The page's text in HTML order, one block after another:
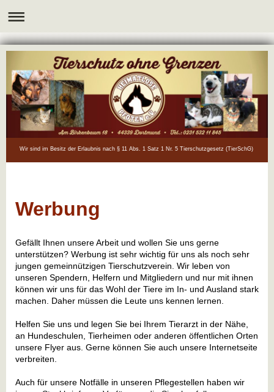
Wir sind im Besitz der Erlaubnis nach § 11 Abs. 1 Satz 1 Nr. 5 Tierschutzgesetz (TierSchG)
Werbung
Gefällt Ihnen unsere Arbeit und wollen Sie uns gerne
unterstützen? Werbung ist sehr wichtig für uns als noch sehr
jungen gemeinnützigen Tierschutzverein. Wir leben von
unseren Spendern, Helfern und Mitgliedern und nur mit ihnen
können wir uns für das Wohl der Tiere im In- und Ausland stark
machen. Daher müssen die Leute uns kennen lernen.
Helfen Sie uns und legen Sie bei Ihrem Tierarzt in der Nähe,
an Hundeschulen, Tierheimen oder anderen öffentlichen Orten
unsere Flyer aus. Gerne können Sie auch unsere Internetseite
verbreiten.
Auch für unsere Notfälle in unseren Pflegestellen haben wir